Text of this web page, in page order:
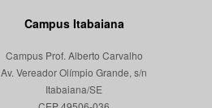
Campus Itabaiana
Campus Prof. Alberto Carvalho
Av. Vereador Olímpio Grande, s/n
Itabaiana/SE